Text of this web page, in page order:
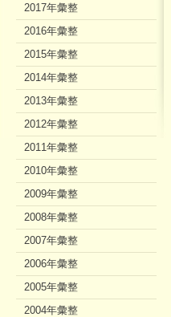
2017年彙整
2016年彙整
2015年彙整
2014年彙整
2013年彙整
2012年彙整
2011年彙整
2010年彙整
2009年彙整
2008年彙整
2007年彙整
2006年彙整
2005年彙整
2004年彙整